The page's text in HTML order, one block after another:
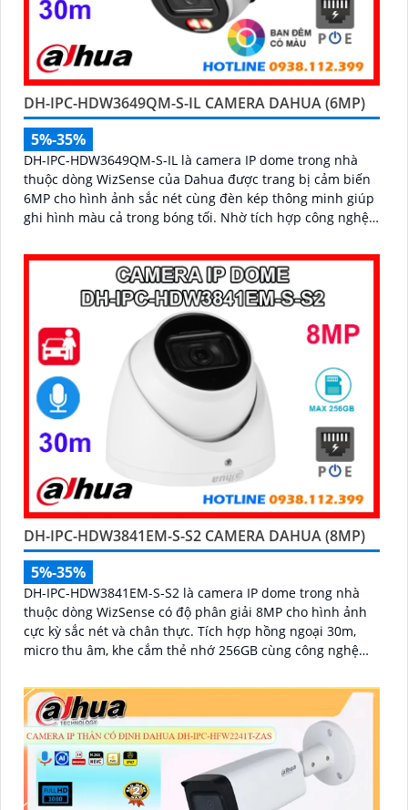
DH-IPC-HDW3649QM-S-IL CAMERA DAHUA (6MP)
5%-35%
DH-IPC-HDW3649QM-S-IL là camera IP dome trong nhà
thuộc dòng WizSense của Dahua được trang bị cảm biến
6MP cho hình ảnh sắc nét cùng đèn kép thông minh giúp
ghi hình màu cả trong bóng tối. Nhờ tích hợp công nghệ
trợ mic ghi âm rõ ràng và khe thẻ nhớ lên đến 512GB cho
khả năng lưu trữ vượt trội với thiết kế nhỏ gọn cấp nguồn
DH-IPC-HDW3841EM-S-S2 CAMERA DAHUA (8MP)
5%-35%
DH-IPC-HDW3841EM-S-S2 là camera IP dome trong nhà
thuộc dòng WizSense có độ phân giải 8MP cho hình ảnh
cực kỳ sắc nét và chân thực. Tích hợp hồng ngoại 30m,
micro thu âm, khe cắm thẻ nhớ 256GB cùng công nghệ
sử dụng